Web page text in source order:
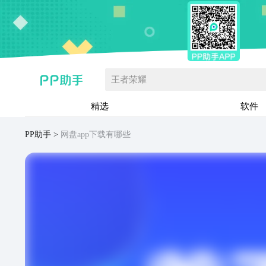
王者荣耀
精选 软件
PP助手 网盘app下载有哪些